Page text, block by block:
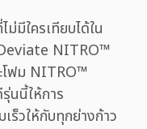
มีใครเทียบได้ใน
NITRO™
โฟม NITRO™
นนี้ให้การ
ร็วให้กับทุกย่างก้าว